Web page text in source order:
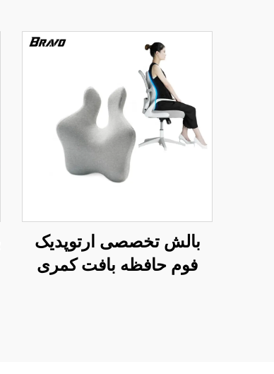
بالش تخصصی ارتوپدیک
فوم حافظه بافت کمری